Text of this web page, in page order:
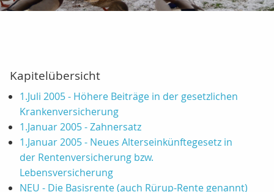
Kapitelübersicht
1.Juli 2005 - Höhere Beiträge in der gesetzlichen
Krankenversicherung
1.Januar 2005 - Zahnersatz
1.Januar 2005 - Neues Alterseinkünftegesetz in
der Rentenversicherung bzw.
Lebensversicherung
NEU - Die Basisrente (auch Rürup-Rente genannt)